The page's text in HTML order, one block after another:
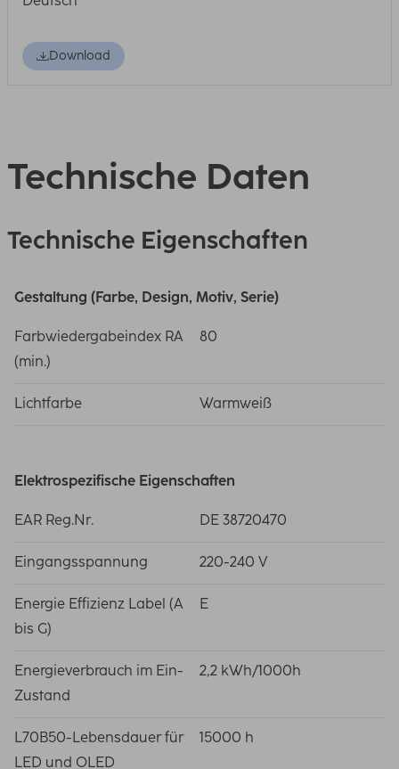
Download
Technische Daten
Technische Eigenschaften
Gestaltung (Farbe, Design, Motiv, Serie)
Farbwiedergabeindex RA
(min.)
80
Lichtfarbe Warmweiß
Elektrospezifische Eigenschaften
EAR Reg.Nr. DE 38720470
Eingangsspannung 220-240 V
Energie Effizienz Label (A
bis G)
E
Energieverbrauch im Ein-
Zustand
2,2 kWh/1000h
L70B50-Lebensdauer für
LED und OLED
15000 h